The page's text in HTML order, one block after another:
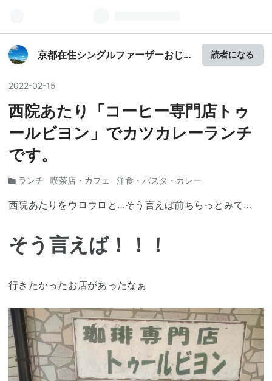
京都在住シングルファーザーおじ
読者になる
2022-02-15
西院あたり「コーヒー専門店トゥ
ールビヨン」でカツカレーランチ
です。
ランチ 喫茶店・カフェ 洋食・パスタ・カレー
西院あたりをウロウロと…そう言えば前ちらっとみて…
そう言えば！！！
行きたかったお店があったなぁ